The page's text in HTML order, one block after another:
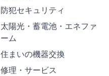
防犯セキュリティ
太陽光・蓄電池・エネファ
ーム
住まいの機器交換
修理・サービス